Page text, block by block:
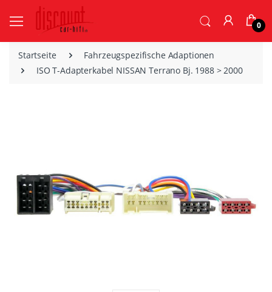
0
Startseite
Fahrzeugspezifische Adaptionen
ISO T-Adapterkabel NISSAN Terrano Bj. 1988 > 2000